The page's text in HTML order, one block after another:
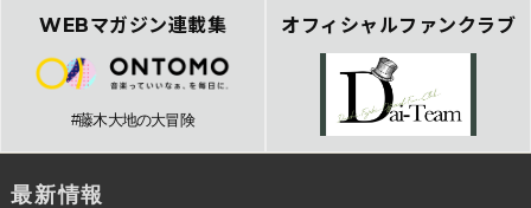
WEBマガジン連載集
#藤木大地の大冒険
オフィシャルファンクラブ
最新情報